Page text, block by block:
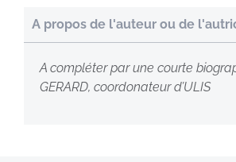
A propos de l'auteur ou de
A compléter par une courte
GERARD, coordonateur d’ULIS